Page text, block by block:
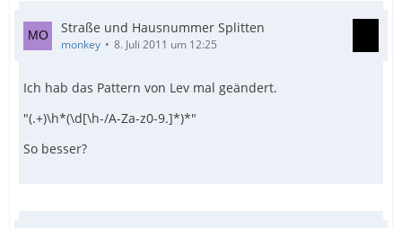
Straße und Hausnummer Splitten
monkey 8. Juli 2011 um 12:25
Ich hab das Pattern von Lev mal geändert.
"(.+)\h*(\d[\h-/A-Za-z0-9.]*)*"
So besser?